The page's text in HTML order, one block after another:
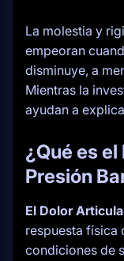
La molestia y
empeoran
disminuye, a
Mientras la
ayudan a
¿Qué es el
Presión
El Dolor
respuesta física
condiciones de